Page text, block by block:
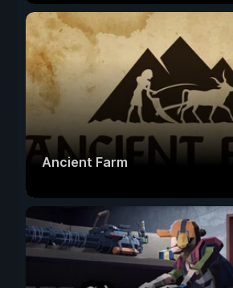
Ancient Farm